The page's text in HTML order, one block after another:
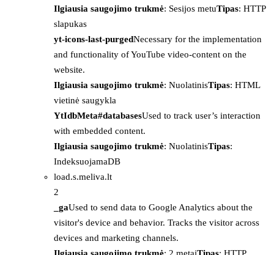
Ilgiausia saugojimo trukmė: Sesijos metuTipas: HTTP
slapukas
yt-icons-last-purgedNecessary for the implementation
and functionality of YouTube video-content on the
website.
Ilgiausia saugojimo trukmė: NuolatinisTipas: HTML
vietinė saugykla
YtIdbMeta#databasesUsed to track user’s interaction
with embedded content.
Ilgiausia saugojimo trukmė: NuolatinisTipas:
IndeksuojamaDB
load.s.meliva.lt
2
_gaUsed to send data to Google Analytics about the
visitor's device and behavior. Tracks the visitor across
devices and marketing channels.
Ilgiausia saugojimo trukmė: 2 metaiTipas: HTTP